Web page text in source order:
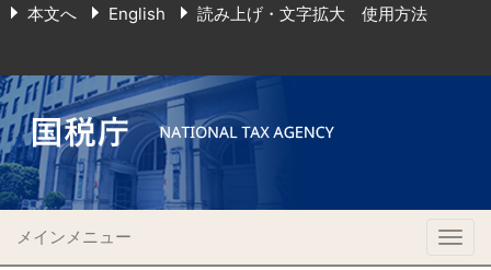
本文へ English 読み上げ・文字拡大 使用方法
メインメニュー